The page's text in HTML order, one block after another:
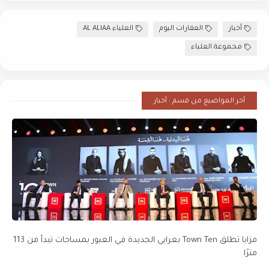
أخبار العقارات اليوم العلياء AL ALIAA
مجموعة العلياء
أخر المواضيع من قسم : أخبار
مزايا تطلق Town Ten بعرابي الجديدة في العبور بمساحات تبدأ من 113
مترًا